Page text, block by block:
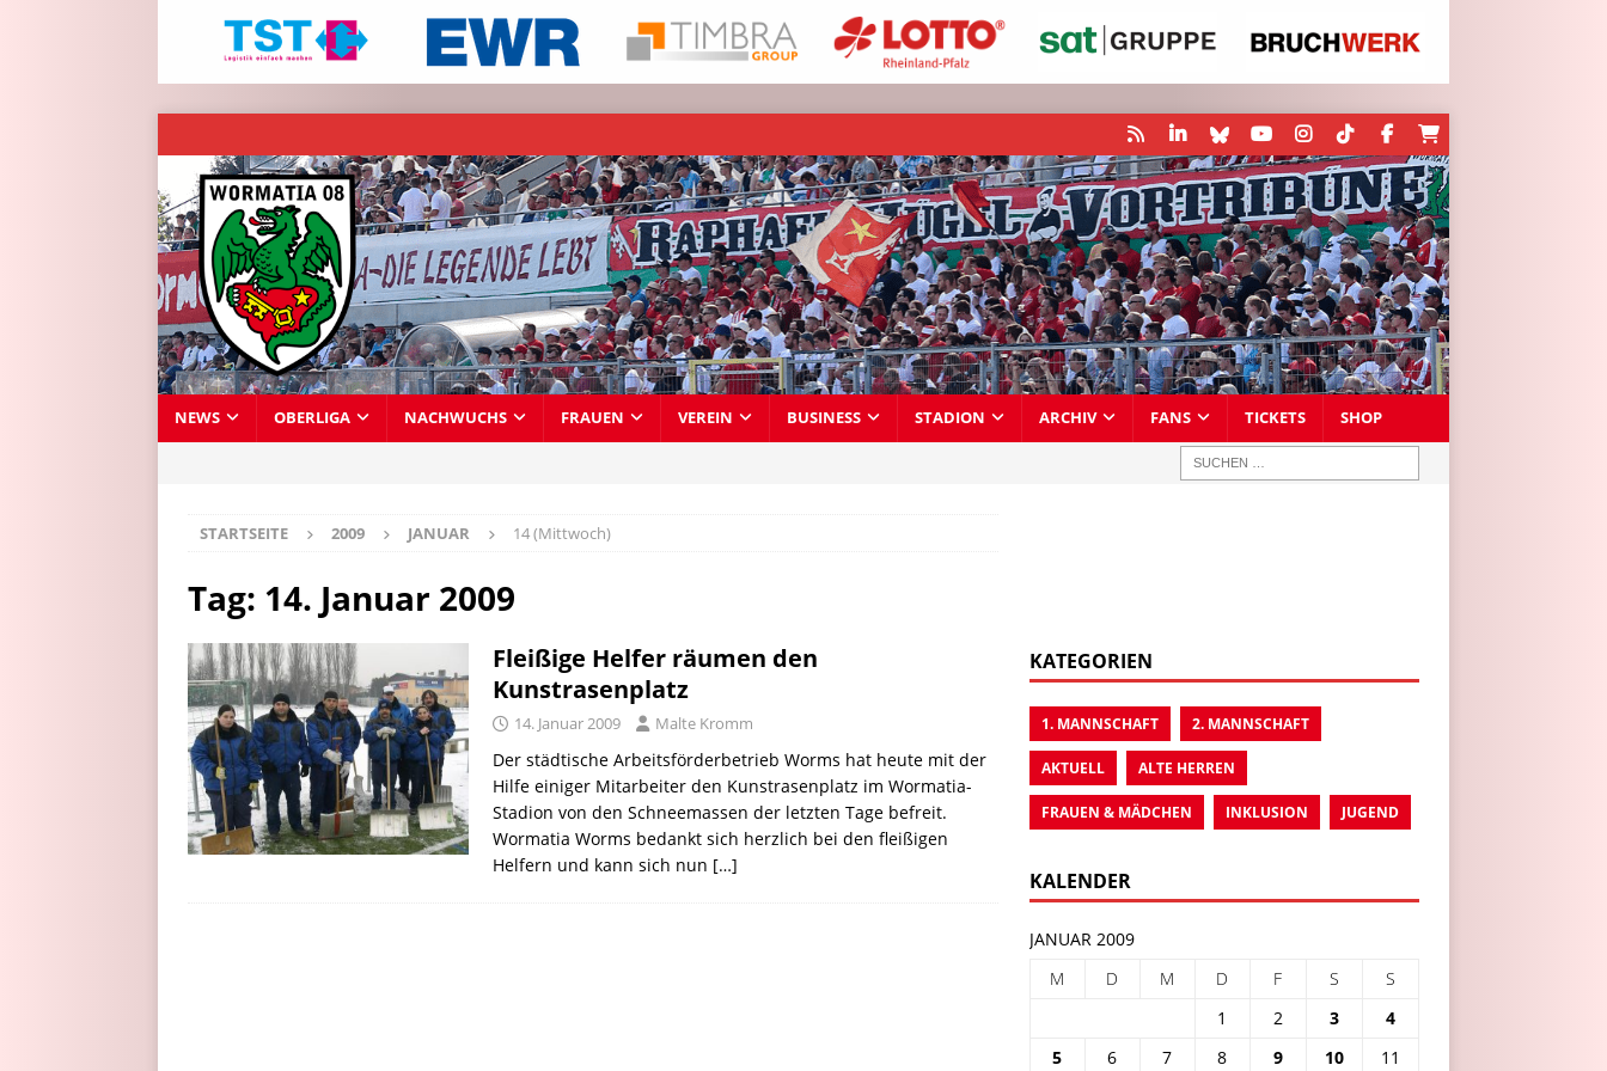
NEWS OBERLIGA NACHWUCHS FRAUEN VEREIN BUSINESS STADION ARCHIV FANS TICKETS SHOP
STARTSEITE 2009 JANUAR 14 (Mittwoch)
Tag: 14. Januar 2009
Fleißige Helfer räumen den
Kunstrasenplatz
14. Januar 2009 Malte Kromm
Der städtische Arbeitsförderbetrieb Worms hat heute mit der
Hilfe einiger Mitarbeiter den Kunstrasenplatz im Wormatia-
Stadion von den Schneemassen der letzten Tage befreit.
Wormatia Worms bedankt sich herzlich bei den fleißigen
Helfern und kann sich nun […]
KATEGORIEN
1. MANNSCHAFT 2. MANNSCHAFT
AKTUELL ALTE HERREN
FRAUEN & MÄDCHEN INKLUSION JUGEND
KALENDER
JANUAR 2009
M
D M D F S
S
1
2 3
4
5
6 7 8 9 10 11